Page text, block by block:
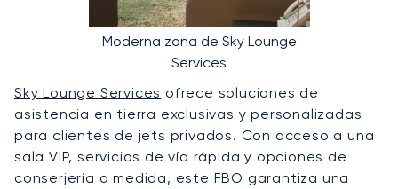
Moderna zona de Sky Lounge
Services
Sky Lounge Services ofrece soluciones de
asistencia en tierra exclusivas y personalizadas
para clientes de jets privados. Con acceso a una
sala VIP, servicios de vía rápida y opciones de
conserjería a medida, este FBO garantiza una